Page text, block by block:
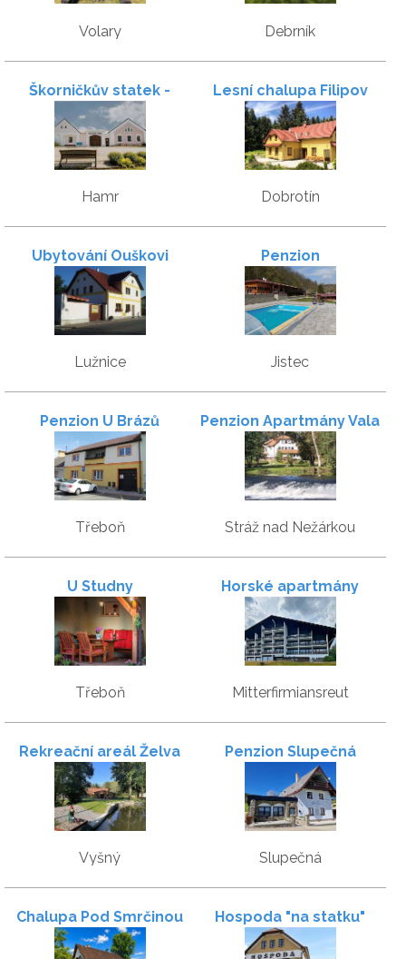
Volary Debrník
Škorničkův statek -
apartmány s wellness
Hamr
Lesní chalupa Filipov
Dobrotín
Ubytování Ouškovi
Lužnice
Penzion
Jistec
Penzion U Brázů
Třeboň
Penzion Apartmány Vala
Stráž nad Nežárkou
U Studny
Třeboň
Horské apartmány
Almberg - Mitterdorf
Mitterfirmiansreut
Rekreační areál Želva
Vyšný
Penzion Slupečná
Slupečná
Chalupa Pod Smrčinou Hospoda "na statku"